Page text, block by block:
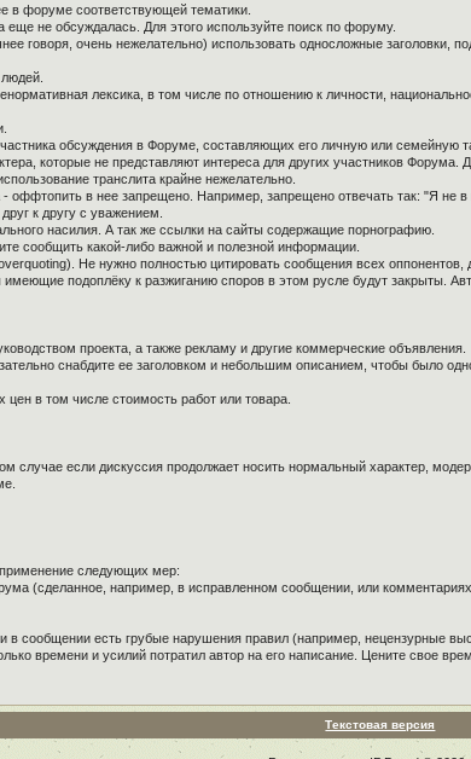
в форуме соответствующей тематики.
не обсуждалась. Для этого используйте поиск по форуму.
говоря, очень нежелательно) использовать односложные
лексика, в том числе по отношению к личности,
обсуждения в Форуме, составляющих его личную или семейную
которые не представляют интереса для других участников Форума.
транслита крайне нежелательно.
оффтопить в нее запрещено. Например, запрещено отвечать так: "Я не
к другу с уважением.
насилия. А так же ссылки на сайты содержащие порнографию.
сообщить какой-либо важной и полезной информации.
Не нужно полностью цитировать сообщения всех
подоплёку к разжиганию споров в этом русле будут закрыты.
проекта, а также рекламу и другие коммерческие объявления.
снабдите ее заголовком и небольшим описанием, чтобы было
в том числе стоимость работ или товара.
если дискуссия продолжает носить нормальный характер,
следующих мер:
(сделанное, например, в исправленном сообщении, или
сообщении есть грубые нарушения правил (например, нецензурные
времени и усилий потратил автор на его написание. Цените свое
Текстовая версия